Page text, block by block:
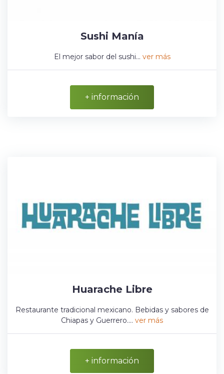
Sushi Manía
El mejor sabor del sushi... ver más
+ información
Huarache Libre
Restaurante tradicional mexicano. Bebidas y sabores de
Chiapas y Guerrero.... ver más
+ información